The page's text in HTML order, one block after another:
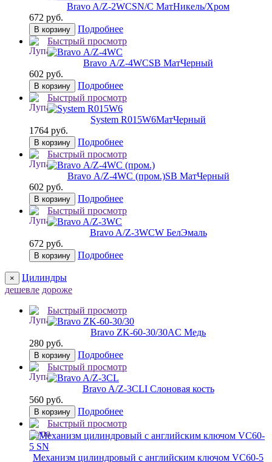
Bravo A/Z-2WCSN/C МатНикель/Хром
672 руб.
В корзину
Подробнее
Быстрый просмотр
Bravo А/Z-4WCSB МатЧерный
602 руб.
В корзину
Подробнее
Быстрый просмотр
System R015W6МатЧерный
1764 руб.
В корзину
Подробнее
Быстрый просмотр
Bravo А/Z-4WC (пром.)SB МатЧерный
602 руб.
В корзину
Подробнее
Быстрый просмотр
Bravo A/Z-3WCW БелЭмаль
672 руб.
В корзину Подробнее
×
Цилиндры
дешевле дороже
Быстрый просмотр
Bravo ZK-60-30/30AC Медь
280 руб.
В корзину
Подробнее
Быстрый просмотр
Bravo A/Z-3CLI Слоновая кость
560 руб.
В корзину
Подробнее
Быстрый просмотр
Механизм цилиндровый с английским ключом VC60-5